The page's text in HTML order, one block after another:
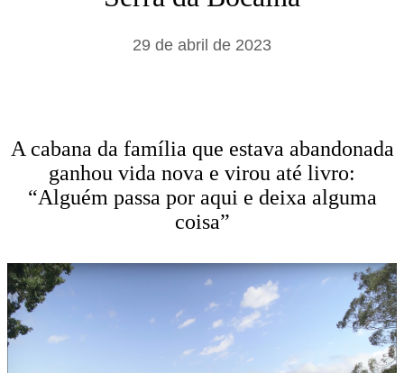
29 de abril de 2023
A cabana da família que estava abandonada
ganhou vida nova e virou até livro:
“Alguém passa por aqui e deixa alguma
coisa”